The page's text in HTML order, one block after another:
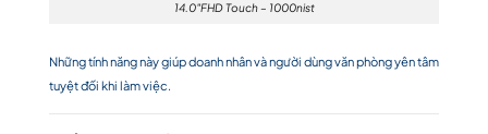
14.0″FHD Touch – 1000nist
Những tính năng này giúp doanh nhân và người dùng văn phòng yên tâm
tuyệt đối khi làm việc.